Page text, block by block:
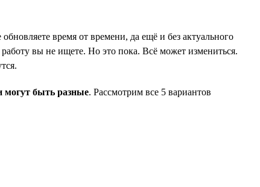
время от времени, да ещё и без актуального
вы не ищете. Но это пока. Всё может измениться.
могут быть разные. Рассмотрим все 5 вариантов